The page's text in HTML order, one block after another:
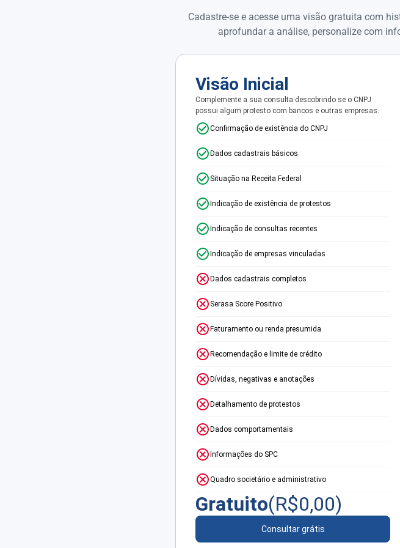
Cadastre-se e acesse uma visão gratuita com
aprofundar a análise, personalize com
Visão Inicial
Complemente a sua consulta descobrindo se o CNPJ
possui algum protesto com bancos e outras empresas.
Confirmação de existência do CNPJ
Dados cadastrais básicos
Situação na Receita Federal
Indicação de existência de protestos
Indicação de consultas recentes
Indicação de empresas vinculadas
Dados cadastrais completos
Serasa Score Positivo
Faturamento ou renda presumida
Recomendação e limite de crédito
Dívidas, negativas e anotações
Detalhamento de protestos
Dados comportamentais
Informações do SPC
Quadro societário e administrativo
Gratuito(R$0,00)
Consultar grátis